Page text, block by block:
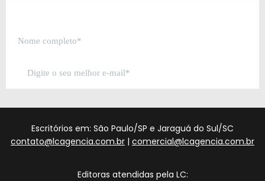
Escritórios em: São Paulo/SP e Jaraguá do Sul/SC
contato@lcagencia.com.br | comercial@lcagencia.com.br
Editoras atendidas pela LC: